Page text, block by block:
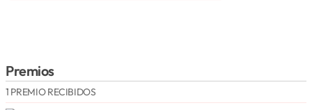
Premios
1 PREMIO RECIBIDOS